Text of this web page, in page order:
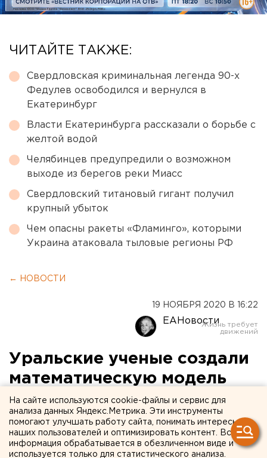
ЧИТАЙТЕ ТАКЖЕ:
Свердловская криминальная легенда 90-х
Федулев освободился и вернулся в
Екатеринбург
Власти Екатеринбурга рассказали о борьбе с
желтой водой
Челябинцев предупредили о возможном
выходе из берегов реки Миасс
Свердловский титановый гигант получил
крупный убыток
Чем опасны ракеты «Фламинго», которыми
Украина атаковала тыловые регионы РФ
← НОВОСТИ
19 НОЯБРЯ 2020 В 16:22
ЕАНовости
Уральские ученые создали
математическую модель
сосудов человека
На сайте используются cookie-файлы и сервис для
анализа данных Яндекс.Метрика. Эти инструменты
помогают улучшать работу сайта, понимать интересы
наших пользователей и оптимизировать контент. Вся
информация обрабатывается в обезличенном виде и
используется только для статистического анализа.